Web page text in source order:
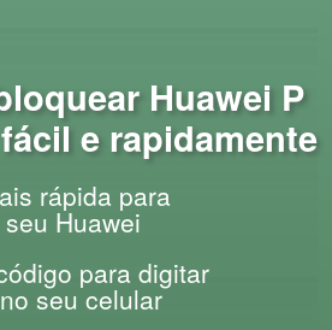
Huawei P
e rapidamente
rápida para
Huawei
para digitar
seu celular